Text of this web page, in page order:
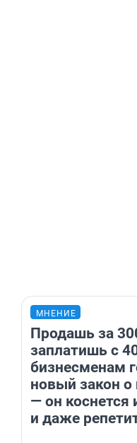
МНЕНИЕ
Продашь за
заплатишь с
бизнесменам
новый закон о
— он коснется
и даже